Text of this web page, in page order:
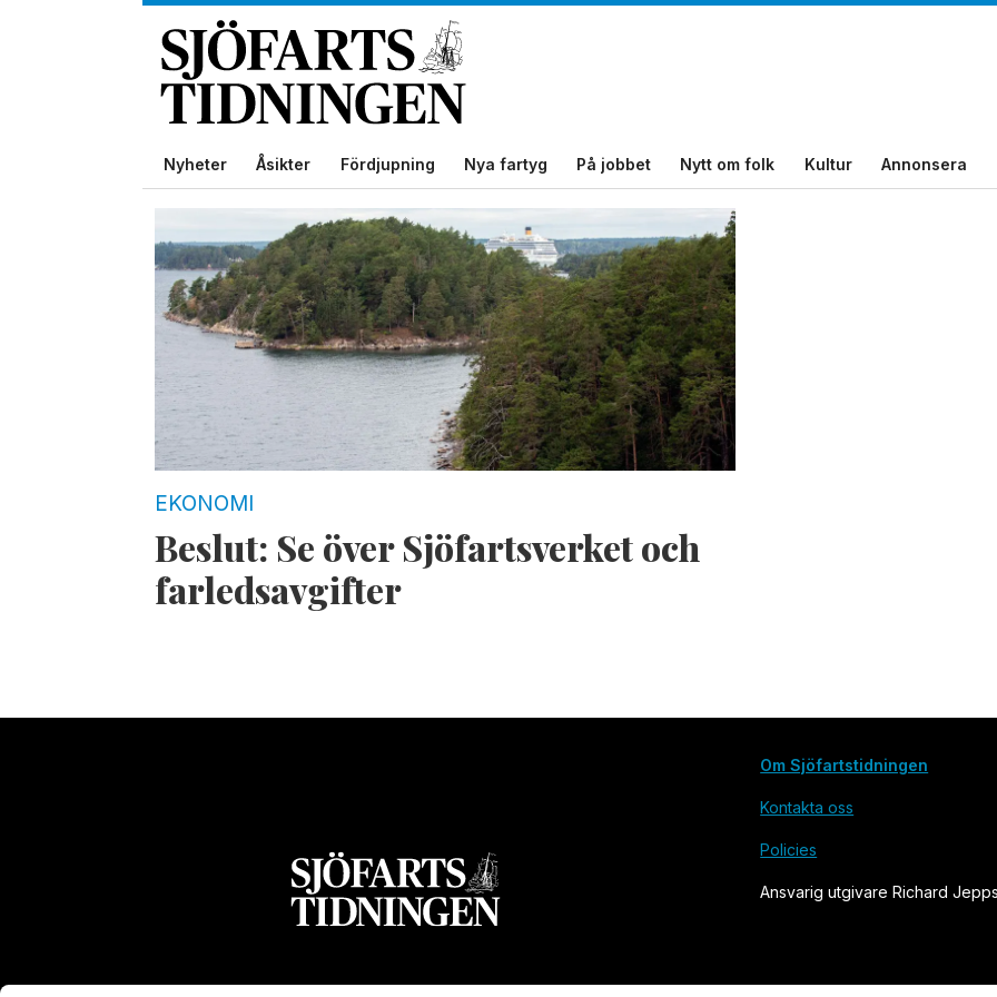
Nyheter Åsikter Fördjupning Nya fartyg På jobbet Nytt om folk Kultur Annonsera
riksdagsbeslut
EKONOMI
Beslut: Se över Sjöfartsverket och
farledsavgifter
Om Sjöfartstidningen
Kontakta oss
Policies
Ansvarig utgivare Richard